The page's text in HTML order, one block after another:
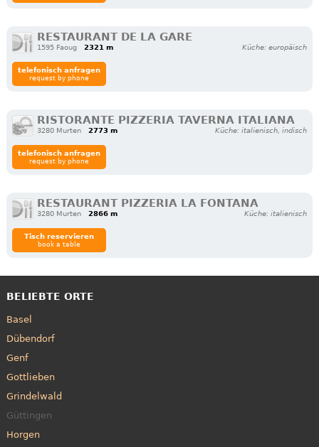
RESTAURANT DE LA GARE
1595 Faoug 2321 m Küche: europäisch
telefonisch anfragen
request by phone
RISTORANTE PIZZERIA TAVERNA ITALIANA
3280 Murten 2773 m Küche: italienisch, indisch
telefonisch anfragen
request by phone
RESTAURANT PIZZERIA LA FONTANA
3280 Murten 2866 m Küche: italienisch
Tisch reservieren
book a table
BELIEBTE ORTE
Basel
Dübendorf
Genf
Gottlieben
Grindelwald
Güttingen
Horgen